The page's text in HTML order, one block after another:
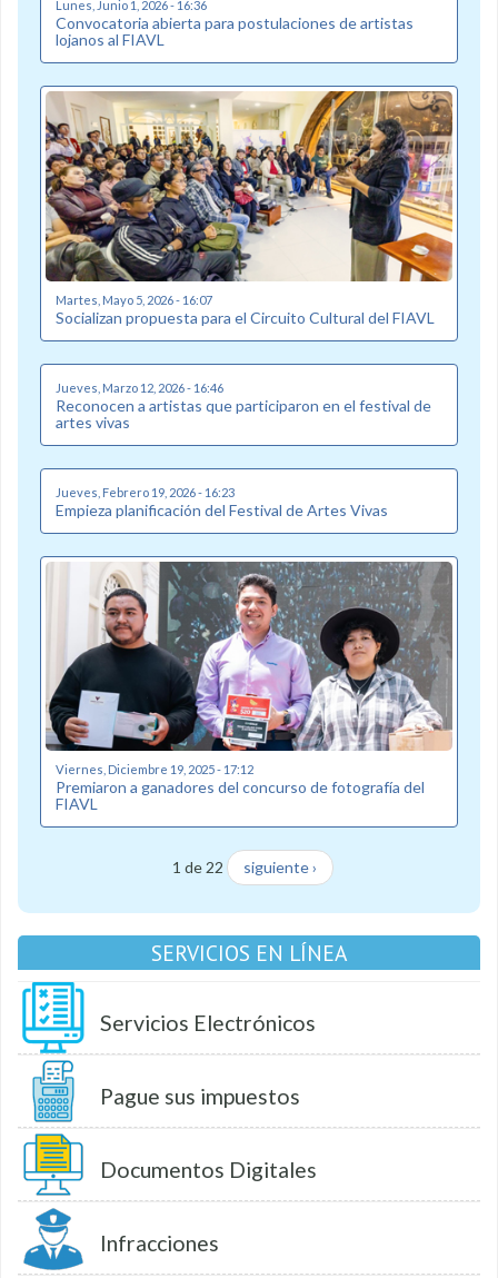
Lunes, Junio 1, 2026 - 16:36
Convocatoria abierta para postulaciones de artistas
lojanos al FIAVL
Martes, Mayo 5, 2026 - 16:07
Socializan propuesta para el Circuito Cultural del FIAVL
Jueves, Marzo 12, 2026 - 16:46
Reconocen a artistas que participaron en el festival de
artes vivas
Jueves, Febrero 19, 2026 - 16:23
Empieza planificación del Festival de Artes Vivas
Viernes, Diciembre 19, 2025 - 17:12
Premiaron a ganadores del concurso de fotografía del
FIAVL
1 de 22 siguiente ›
SERVICIOS EN LÍNEA
Servicios Electrónicos
Pague sus impuestos
Documentos Digitales
Infracciones